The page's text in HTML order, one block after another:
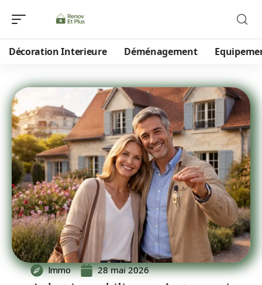
Décoration Interieure Déménagement
Immo 28 mai 2026